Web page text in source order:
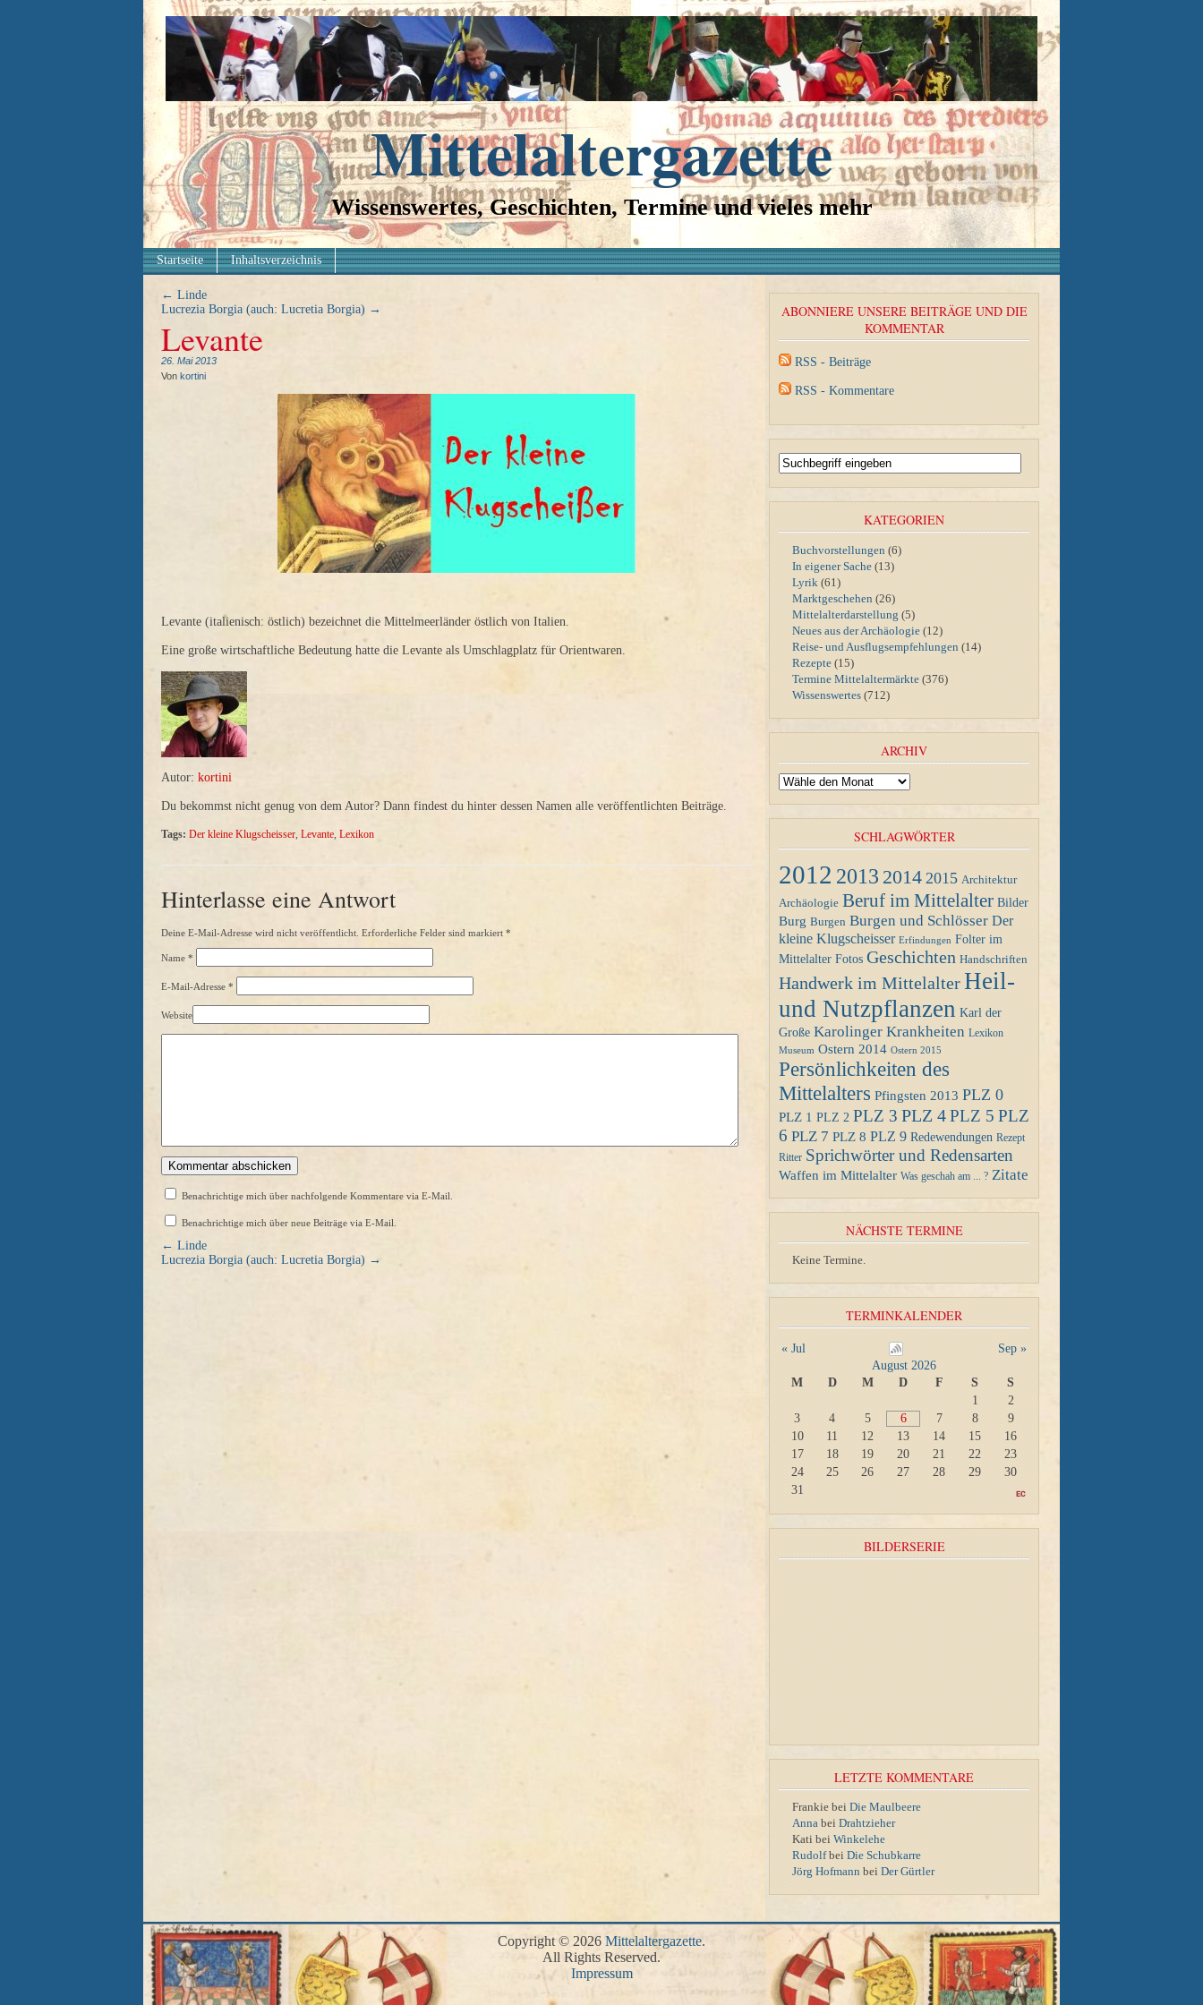
Mittelaltergazette
Wissenswertes, Geschichten, Termine und vieles mehr
Startseite Inhaltsverzeichnis
← Linde
Lucrezia Borgia (auch: Lucretia Borgia) →
Levante
26. Mai 2013
Von kortini
Levante (italienisch: östlich) bezeichnet die Mittelmeerländer östlich von Italien.
Eine große wirtschaftliche Bedeutung hatte die Levante als Umschlagplatz für Orientwaren.
Autor: kortini
Du bekommst nicht genug von dem Autor? Dann findest du hinter dessen Namen alle veröffentlichten Beiträge.
Tags: Der kleine Klugscheisser, Levante, Lexikon
Hinterlasse eine Antwort
Deine E-Mail-Adresse wird nicht veröffentlicht. Erforderliche Felder sind markiert *
Name *
E-Mail-Adresse *
Website
Benachrichtige mich über nachfolgende Kommentare via E-Mail.
Benachrichtige mich über neue Beiträge via E-Mail.
← Linde
Lucrezia Borgia (auch: Lucretia Borgia) →
ABONNIERE UNSERE BEITRÄGE UND DIE
KOMMENTAR
RSS - Beiträge
RSS - Kommentare
KATEGORIEN
Buchvorstellungen (6)
In eigener Sache (13)
Lyrik (61)
Marktgeschehen (26)
Mittelalterdarstellung (5)
Neues aus der Archäologie (12)
Reise- und Ausflugsempfehlungen (14)
Rezepte (15)
Termine Mittelaltermärkte (376)
Wissenswertes (712)
ARCHIV
SCHLAGWÖRTER
2012 2013 2014 2015 Architektur
Archäologie Beruf im Mittelalter Bilder
Burg Burgen Burgen und Schlösser Der
kleine Klugscheisser Erfindungen Folter im
Mittelalter Fotos Geschichten Handschriften
Handwerk im MittelalterHeil-
und Nutzpflanzen Karl der
Große Karolinger Krankheiten Lexikon
Museum Ostern 2014 Ostern 2015
Persönlichkeiten des
Mittelalters Pfingsten 2013 PLZ 0
PLZ 1 PLZ 2 PLZ 3 PLZ 4PLZ 5 PLZ
6 PLZ 7 PLZ 8 PLZ 9 Redewendungen Rezept
Ritter Sprichwörter und Redensarten
Waffen im Mittelalter Was geschah am ... ? Zitate
NÄCHSTE TERMINE
Keine Termine.
TERMINKALENDER
« Jul
Sep »
August 2026
M
D M D F S
S
1
2
3
4 5 6 7 8
9
10
11 12 13 14 15
16
17
18 19 20 21 22
23
24
25 26 27 28 29
30
31
BILDERSERIE
LETZTE KOMMENTARE
Frankie bei Die Maulbeere
Anna bei Drahtzieher
Kati bei Winkelehe
Rudolfbei Die Schubkarre
Jörg Hofmann bei Der Gürtler
Copyright © 2026 Mittelaltergazette.
All Rights Reserved.
Impressum